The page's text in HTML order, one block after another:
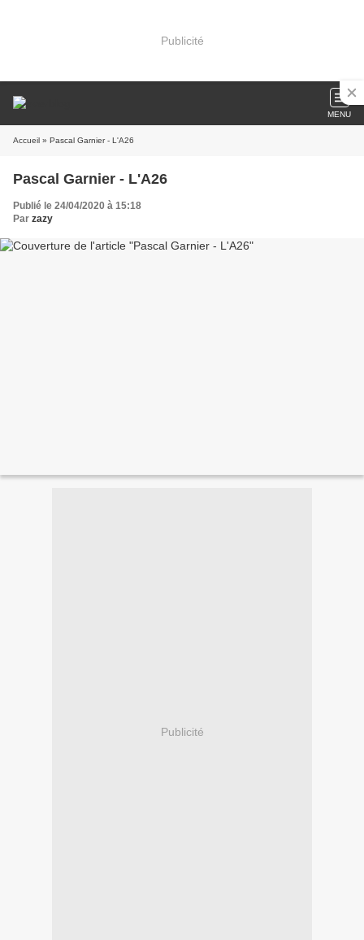
Publicité
MENU
Accueil » Pascal Garnier - L'A26
Pascal Garnier - L'A26
Publié le 24/04/2020 à 15:18
Par zazy
Publicité